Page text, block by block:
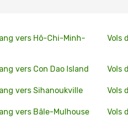
vers Hô-Chi-Minh-
Vols
vers Con Dao Island Vols
vers Sihanoukville Vols
vers Bâle-Mulhouse Vols